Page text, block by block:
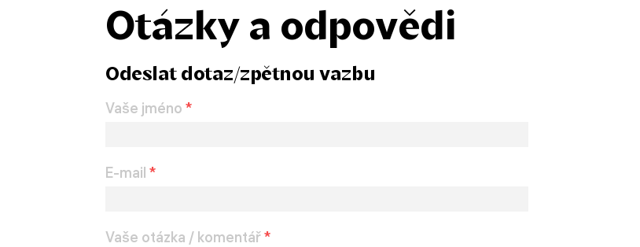
Otázky a odpovědi
Odeslat dotaz/zpětnou vazbu
Vaše jméno *
E-mail *
Vaše otázka / komentář*